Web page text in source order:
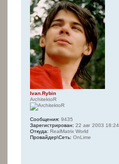
Ivan.Rybin
ArchitektoR
Сообщения: 9435
Зарегистрирован: 22 авг 2003 18:24
Откуда: RealMatrix World
Провайдер\Сеть: OnLime